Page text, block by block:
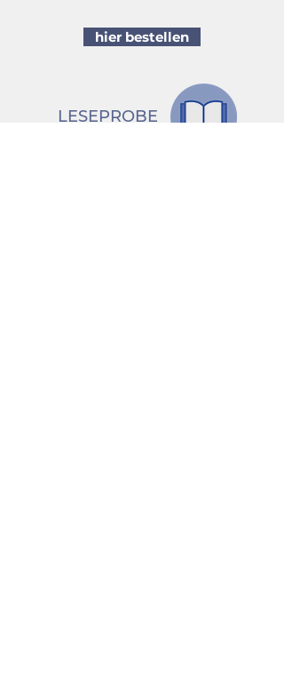
hier bestellen
LESEPROBE